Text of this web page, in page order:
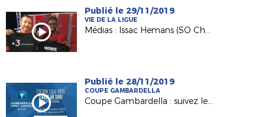
Publié le 29/11/2019
VIE DE LA LIGUE
Médias : Issac Hemans (SO Cholet) invité de France 3
Publié le 28/11/2019
COUPE GAMBARDELLA
Coupe Gambardella : suivez le tirage du 1er tour FFF !